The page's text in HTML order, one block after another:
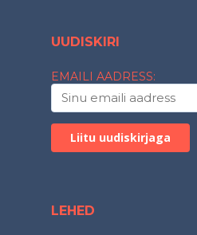
UUDISKIRI
EMAILI AADRESS:
LEHED